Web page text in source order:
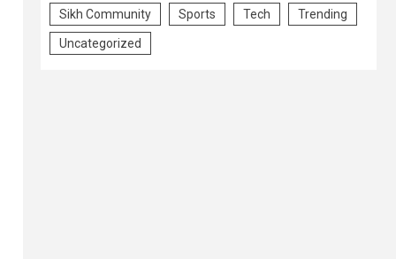
Sikh Community Sports Tech Trending
Uncategorized